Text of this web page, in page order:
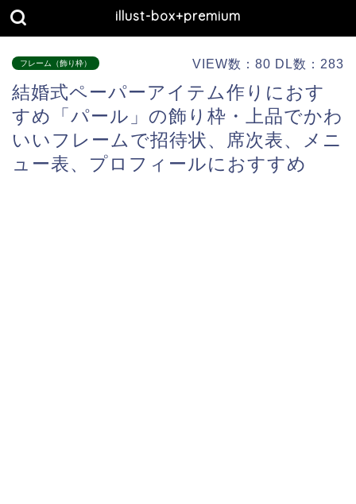
illust-box+premium
フレーム（飾り枠） VIEW数：80 DL数：283
結婚式ペーパーアイテム作りにおす
すめ「パール」の飾り枠・上品でかわ
いいフレームで招待状、席次表、メニ
ュー表、プロフィールにおすすめ